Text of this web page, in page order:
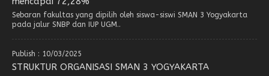
Sebaran fakultas yang dipilih oleh siswa-siswi SMAN 3 Yogyakarta
pada jalur SNBP dan IUP UGM..
Publish : 10/03/2025
STRUKTUR ORGANISASI SMAN 3 YOGYAKARTA